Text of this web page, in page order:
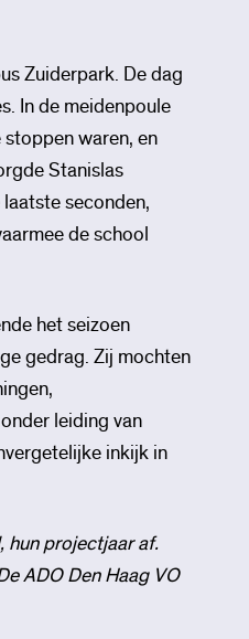
Zuiderpark. De dag
In de meidenpoule
waren, en
Stanislas
seconden,
de school
het seizoen
gedrag. Zij mochten
leiding van
inkijk in
hun projectjaar af.
ADO Den Haag VO